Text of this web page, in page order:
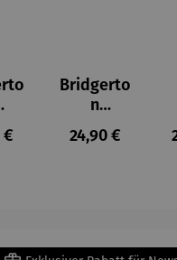
Preis:
€
Bridgerto
n
Zuckerdo
se aus
Regulärer
24,90 €